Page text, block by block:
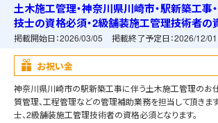
土木施工管理・神奈川県川崎市・駅新築工事
技士の資格必須・2級舗装施工管理技術者の
準備可能
掲載開始日：2026/03/05 掲載終了予定日：2026/12/01
お祝い金
神奈川県川崎市の駅新築工事に伴う土木施工管理のお
質管理、工程管理などの管理補助業務を担当して頂きま
士、2級舗装施工管理技術者の資格必須となります。